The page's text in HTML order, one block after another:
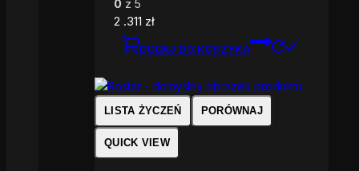
0 z 5
2 .311 zł
DODAJ DO KOSZYKA
LISTA ŻYCZEŃ PORÓWNAJ
QUICK VIEW